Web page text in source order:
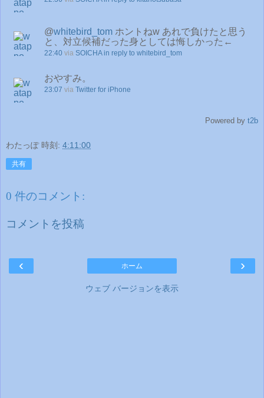
@whitebird_tom ホントねw あれで負けたと思う
と、対立候補だった身としては悔しかった←
22:40 via SOICHA in reply to whitebird_tom
おやすみ。
23:07 via Twitter for iPhone
Powered by t2b
わたっぽ 時刻: 4:11:00
共有
0 件のコメント:
コメントを投稿
‹ ›
ホーム
ウェブ バージョンを表示